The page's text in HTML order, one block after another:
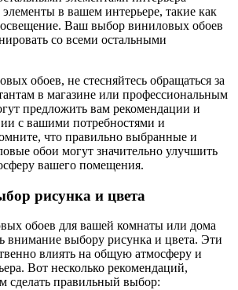
элементы в вашем интерьере, такие как
Ваш выбор виниловых обоев
со всеми остальными
обоев, не стесняйтесь обращаться за
в магазине или профессиональным
предложить вам рекомендации и
с вашими потребностями и
что правильно выбранные и
обои могут значительно улучшить
вашего помещения.
рисунка и цвета
обоев для вашей комнаты или дома
внимание выбору рисунка и цвета. Эти
влиять на общую атмосферу и
Вот несколько рекомендаций,
сделать правильный выбор: